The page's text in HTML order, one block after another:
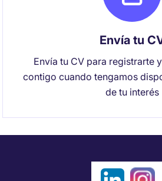
Envía tu
Envía tu CV para registrarte
contigo cuando tengamos
de tu interés